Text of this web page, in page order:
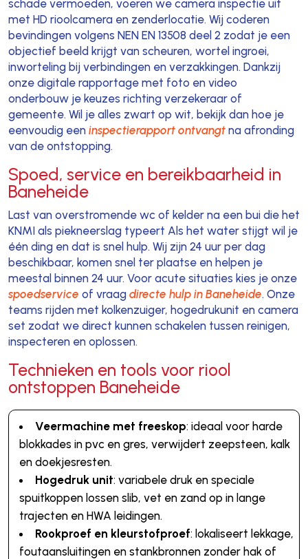
schade vermoeden, voeren we camera inspectie uit
met HD rioolcamera en zenderlocatie. Wij coderen
bevindingen volgens NEN EN 13508 deel 2 zodat je een
objectief beeld krijgt van scheuren, wortel ingroei,
inworteling bij verbindingen en verzakkingen. Dankzij
onze digitale rapportage met foto en video
onderbouw je keuzes richting verzekeraar of
gemeente. Wil je alles zwart op wit, bekijk dan hoe je
eenvoudig een inspectierapport ontvangtna afronding
van de ontstopping.
Spoed, service en bereikbaarheid in
Baneheide
Last van overstromende wc of kelder na een bui die het
KNMI als piekneerslag typeert Als het water stijgt wil je
één ding en dat is snel hulp. Wij zijn 24 uur per dag
beschikbaar, komen snel ter plaatse en helpen je
meestal binnen 24 uur. Voor acute situaties kies je onze
spoedservice of vraag directe hulp in Baneheide. Onze
teams rijden met kolkenzuiger, hogedrukunit en camera
set zodat we direct kunnen schakelen tussen reinigen,
inspecteren en oplossen.
Technieken en tools voor riool
ontstoppen Baneheide
Veermachine met freeskop: ideaal voor harde
blokkades in pvc en gres, verwijdert zeepsteen, kalk
en doekjesresten.
Hogedruk unit: variabele druk en speciale
spuitkoppen lossen slib, vet en zand op in lange
trajecten en HWA leidingen.
Rookproef en kleurstofproef: lokaliseert lekkage,
foutaansluitingen en stankbronnen zonder hak of